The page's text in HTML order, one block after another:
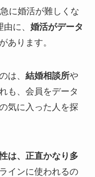
に婚活が難しくな
に、 婚活がデータ
あります。
は、 結婚相談所や
も、会員をデータ
気に入った人を探
は、正直かなり多
インに使われるの